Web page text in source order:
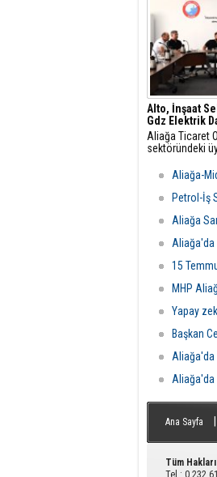
Alto, İnşaat
Gdz Elektrik
Aliağa Ticaret
sektöründeki
yetkilileriyle
Görüşmede
odası
değerlendirildi.
Aliağa-
Petrol-İş
Aliağa
Aliağa'da
15
MHP
Yapay
Başkan
Aliağa'da
Aliağa'da
Ana Sayfa
Tüm
Tel : 0 232